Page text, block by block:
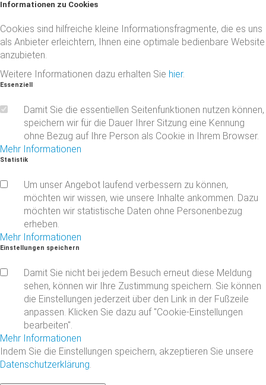
Informationen zu Cookies
Cookies sind hilfreiche kleine Informationsfragmente, die es uns
als Anbieter erleichtern, Ihnen eine optimale bedienbare Website
anzubieten.
Weitere Informationen dazu erhalten Sie hier.
Essenziell
Damit Sie die essentiellen Seitenfunktionen nutzen können,
speichern wir für die Dauer Ihrer Sitzung eine Kennung
ohne Bezug auf Ihre Person als Cookie in Ihrem Browser.
Mehr Informationen
Statistik
Um unser Angebot laufend verbessern zu können,
möchten wir wissen, wie unsere Inhalte ankommen. Dazu
möchten wir statistische Daten ohne Personenbezug
erheben.
Mehr Informationen
Einstellungen speichern
Damit Sie nicht bei jedem Besuch erneut diese Meldung
sehen, können wir Ihre Zustimmung speichern. Sie können
die Einstellungen jederzeit über den Link in der Fußzeile
anpassen. Klicken Sie dazu auf "Cookie-Einstellungen
bearbeiten".
Mehr Informationen
Indem Sie die Einstellungen speichern, akzeptieren Sie unsere
Datenschutzerklärung.